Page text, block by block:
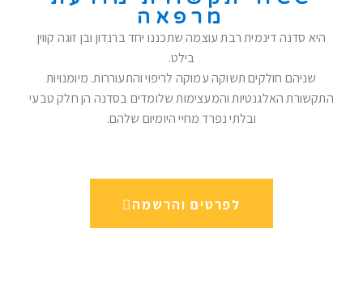
מרפאה
היא סדנה דינמית רבת עוצמה שתכננו יחד ברנדון ובן זוגה קווין
בילט.
שניהם חולקים תשוקה עמוקה לריפוי והתעוררות. מיומנויות
התקשורת האלגנטיות והמעצימות שלומדים בסדנה הן חלק טבעי
ובלתי נפרד מחיי היומיום שלהם.
לפרטים והרשמה